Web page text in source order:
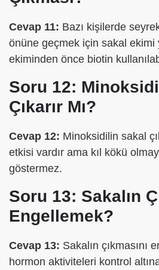
Cevap 11: Bazı kişilerde
önüne geçmek için sakal ekimi
ekiminden önce biotin
Soru 12:
Çıkarır Mı?
Cevap 12: Minoksidilin sakal
etkisi vardır ama kıl kökü
göstermez.
Soru 13: Sakalın
Engellemek?
Cevap 13: Sakalın çıkmasını
hormon aktiviteleri kontrol altına